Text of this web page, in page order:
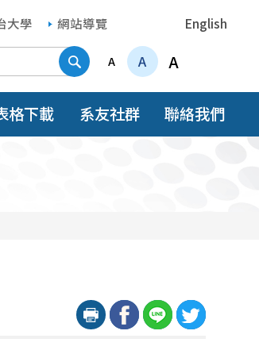
大學 網站導覽 English
搜尋A A A
格下載 系友社群 聯絡我們